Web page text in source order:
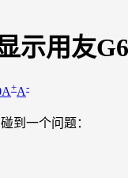
示用友
A+A-
到一个问题：